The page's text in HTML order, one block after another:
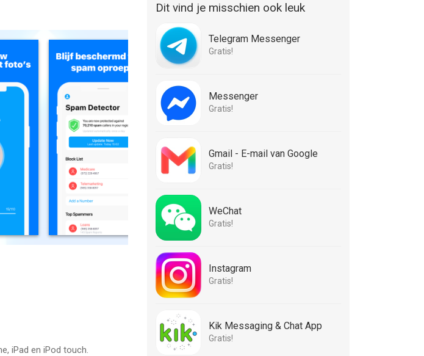
up-to-date met echte
bijgewerkte spam­lijsten.
iPad en iPod touch.
Dit vind je misschien ook leuk
Telegram Messenger
Gratis!
Messenger
Gratis!
Gmail - E-mail van Google
Gratis!
WeChat
Gratis!
Instagram
Gratis!
Kik Messaging & Chat App
Gratis!